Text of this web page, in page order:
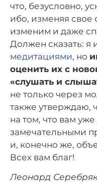
что, безусловно,
ибо, изменяя свое
изменим и даже
Должен сказать: я
медитациями, но
оценить их с
«слушать и
не только через
также утверждаю,
на том, что вам
замечательными
и, конечно же,
Всех вам благ!
Леонард